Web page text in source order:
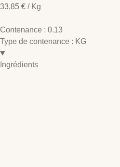
33,85 € / Kg
Contenance : 0.13
Type de contenance : KG
Ingrédients